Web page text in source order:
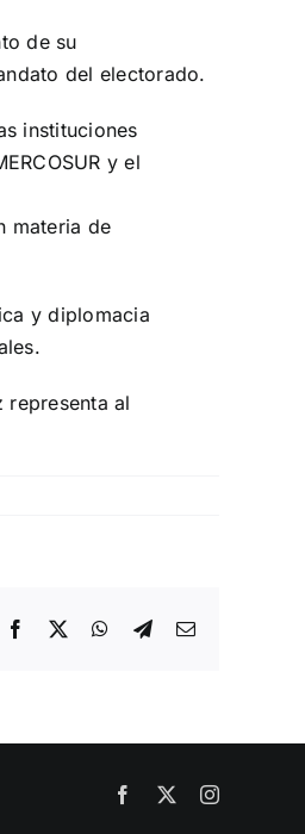
de su
del electorado.
instituciones
y el
materia de
y diplomacia
representa al
Facebook WhatsApp
TelegramEmail
Facebook
X Instagram